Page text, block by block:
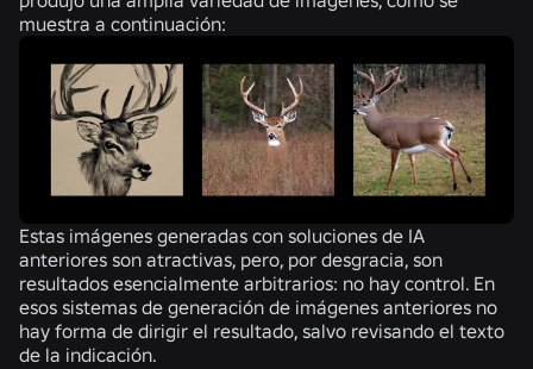
muestra a continuación:
Estas imágenes generadas con soluciones de IA
anteriores son atractivas, pero, por desgracia, son
resultados esencialmente arbitrarios: no hay control. En
esos sistemas de generación de imágenes anteriores no
hay forma de dirigir el resultado, salvo revisando el texto
de la indicación.